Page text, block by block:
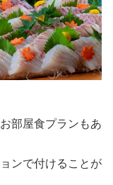
部屋食プランもあ
ンで付けることが